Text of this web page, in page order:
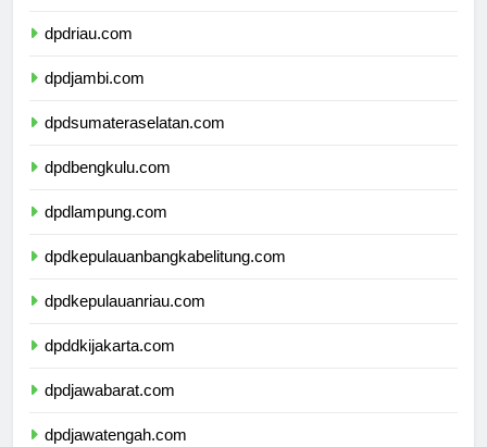
dpdriau.com
dpdjambi.com
dpdsumateraselatan.com
dpdbengkulu.com
dpdlampung.com
dpdkepulauanbangkabelitung.com
dpdkepulauanriau.com
dpddkijakarta.com
dpdjawabarat.com
dpdjawatengah.com